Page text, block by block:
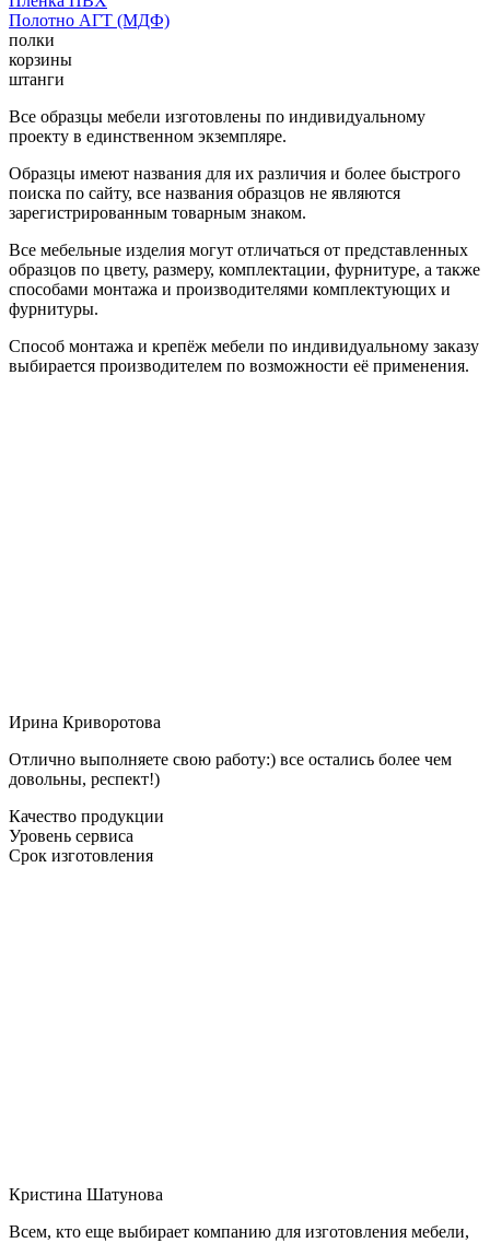
Полотно АГТ (МДФ)
полки
корзины
штанги
Все образцы мебели изготовлены по индивидуальному
проекту в единственном экземпляре.
Образцы имеют названия для их различия и более быстрого
поиска по сайту, все названия образцов не являются
зарегистрированным товарным знаком.
Все мебельные изделия могут отличаться от представленных
образцов по цвету, размеру, комплектации, фурнитуре, а также
способами монтажа и производителями комплектующих и
фурнитуры.
Способ монтажа и крепёж мебели по индивидуальному заказу
выбирается производителем по возможности её применения.
Ирина Криворотова
Отлично выполняете свою работу:) все остались более чем
довольны, респект!)
Качество продукции
Уровень сервиса
Срок изготовления
Кристина Шатунова
Всем, кто еще выбирает компанию для изготовления мебели,